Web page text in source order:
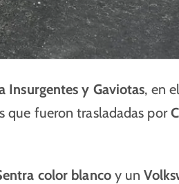
Insurgentes y Gaviotas, en
que fueron trasladadas por
color blancoy un